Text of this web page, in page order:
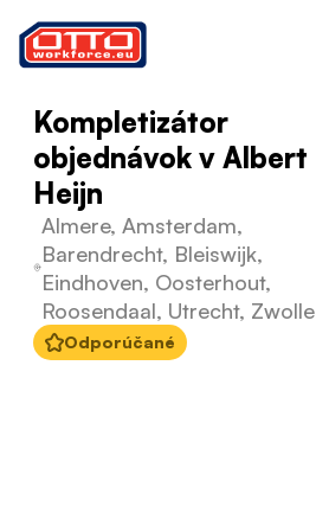
Kompletizátor
objednávok v Albert
Heijn
Almere, Amsterdam,
Barendrecht, Bleiswijk,
Eindhoven, Oosterhout,
Roosendaal, Utrecht, Zwolle
Odporúčané